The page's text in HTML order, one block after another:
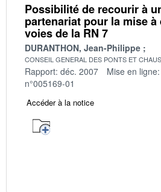
Possibilité de recourir à
partenariat pour la mise
voies de la RN 7
DURANTHON, Jean-Philippe
CONSEIL GENERAL DES PONTS ET
Rapport: déc. 2007 Mise en
n°005169-01
Accéder à la notice